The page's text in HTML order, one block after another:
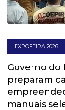
EXPOFEIRA 2026
Governo do
preparam
manuais